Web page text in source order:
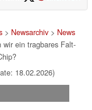
> Newsarchiv> News
wir ein tragbares Falt-
18.02.2026)